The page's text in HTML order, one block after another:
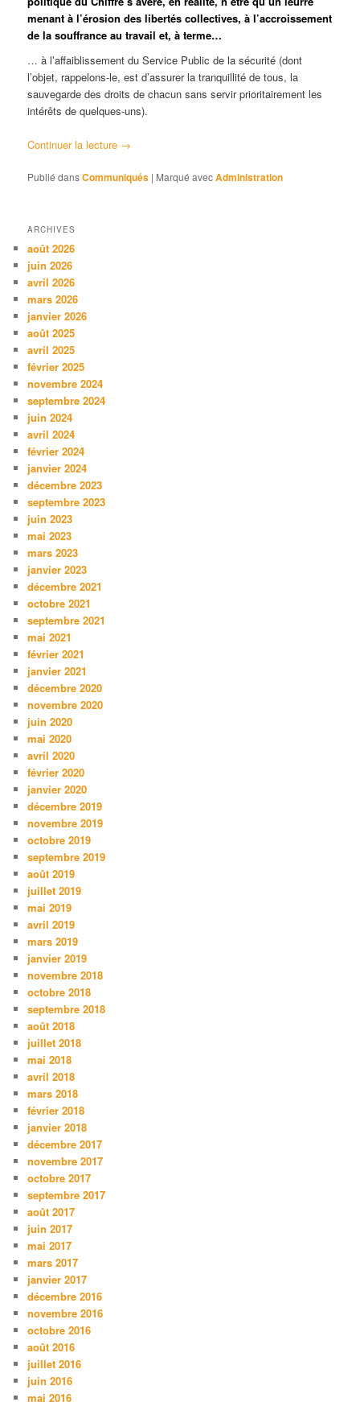
menant à l’érosion des libertés collectives, à l’accroissement
de la souffrance au travail et, à terme…
… à l’affaiblissement du Service Public de la sécurité (dont
l’objet, rappelons-le, est d’assurer la tranquillité de tous, la
sauvegarde des droits de chacun sans servir prioritairement les
intérêts de quelques-uns).
Continuer la lecture →
Publié dansCommuniqués | Marqué avecAdministration
ARCHIVES
août 2026
juin 2026
avril 2026
mars 2026
janvier 2026
août 2025
avril 2025
février 2025
novembre 2024
septembre 2024
juin 2024
avril 2024
février 2024
janvier 2024
décembre 2023
septembre 2023
juin 2023
mai 2023
mars 2023
janvier 2023
décembre 2021
octobre 2021
septembre 2021
mai 2021
février 2021
janvier 2021
décembre 2020
novembre 2020
juin 2020
mai 2020
avril 2020
février 2020
janvier 2020
décembre 2019
novembre 2019
octobre 2019
septembre 2019
août 2019
juillet 2019
mai 2019
avril 2019
mars 2019
janvier 2019
novembre 2018
octobre 2018
septembre 2018
août 2018
juillet 2018
mai 2018
avril 2018
mars 2018
février 2018
janvier 2018
décembre 2017
novembre 2017
octobre 2017
septembre 2017
août 2017
juin 2017
mai 2017
mars 2017
janvier 2017
décembre 2016
novembre 2016
octobre 2016
août 2016
juillet 2016
juin 2016
mai 2016